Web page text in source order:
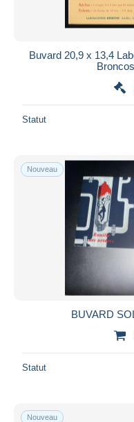
Buvard 20,9 x 13,4
Statut
Nouveau
BUVARD
Statut
Nouveau